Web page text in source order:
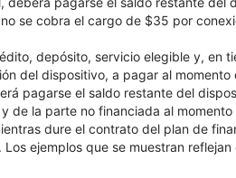
se cobra el cargo de $35 por
depósito, servicio elegible y, en
del dispositivo, a pagar al
pagarse el saldo restante del
de la parte no financiada al
dure el contrato del plan de
ejemplos que se muestran